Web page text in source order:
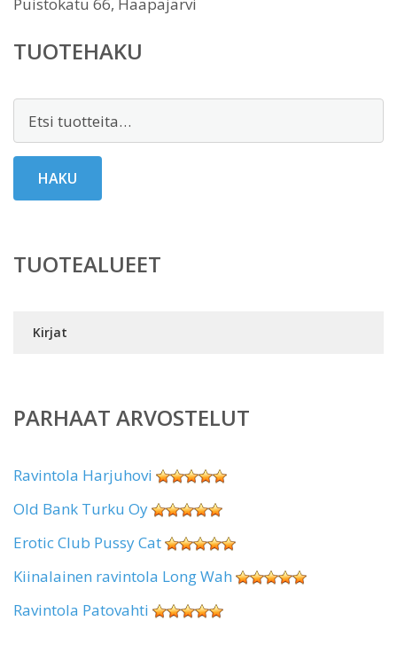
TUOTEHAKU
HAKU
TUOTEALUEET
Kirjat
PARHAAT ARVOSTELUT
Ravintola Harjuhovi
Old Bank Turku Oy
Erotic Club Pussy Cat
Kiinalainen ravintola Long Wah
Ravintola Patovahti